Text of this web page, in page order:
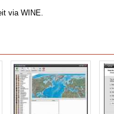
via WINE.